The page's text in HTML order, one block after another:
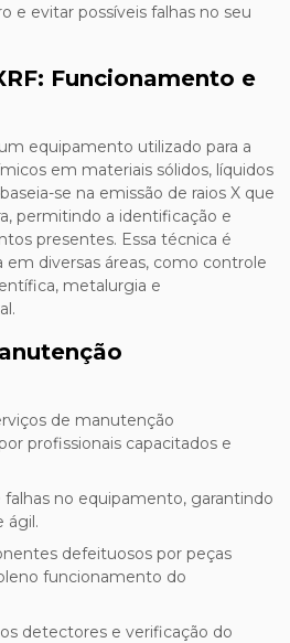
e evitar possíveis falhas no seu
Funcionamento e
equipamento utilizado para a
em materiais sólidos, líquidos
se na emissão de raios X que
permitindo a identificação e
presentes. Essa técnica é
diversas áreas, como controle
metalurgia e
de manutenção
profissionais capacitados e
no equipamento, garantindo
ágil.
defeituosos por peças
funcionamento do
detectores e verificação do